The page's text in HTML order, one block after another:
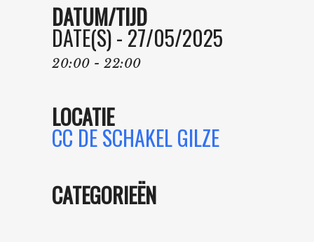
DATUM/TIJD
DATE(S) - 27/05/2025
20:00 - 22:00
LOCATIE
CC DE SCHAKEL GILZE
CATEGORIEËN